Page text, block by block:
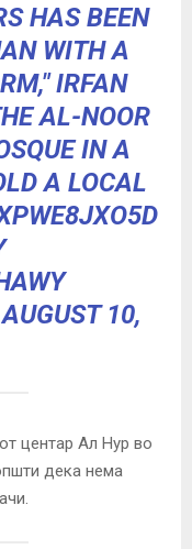
HAS BEEN
WITH A
IRFAN
AL-NOOR
IN A
A LOCAL
AUGUST 10,
центар Ал Нур во
дека нема